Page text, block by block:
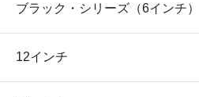
ブラック・シリーズ（6インチ）
12インチ